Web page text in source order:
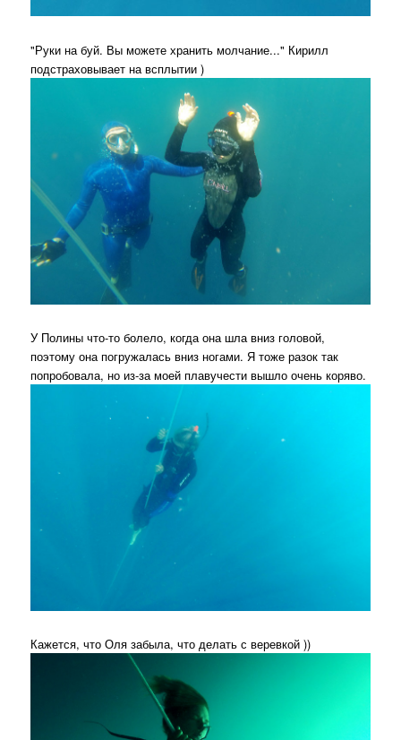
"Руки на буй. Вы можете хранить молчание..." Кирилл
подстраховывает на всплытии )
У Полины что-то болело, когда она шла вниз головой,
поэтому она погружалась вниз ногами. Я тоже разок так
попробовала, но из-за моей плавучести вышло очень коряво.
Кажется, что Оля забыла, что делать с веревкой ))